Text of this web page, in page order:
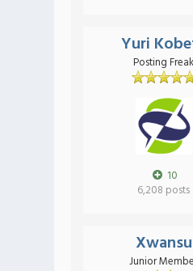
Yuri
Posting Freak
10
6,208 posts
Xwansu
Junior